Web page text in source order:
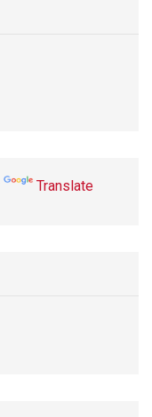
Translate